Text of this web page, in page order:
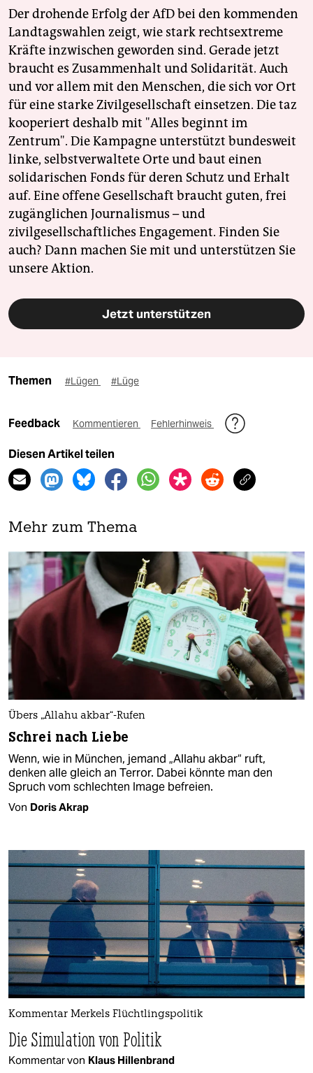
Der drohende Erfolg der AfD bei den kommenden
Landtagswahlen zeigt, wie stark rechtsextreme
Kräfte inzwischen geworden sind. Gerade jetzt
braucht es Zusammenhalt und Solidarität. Auch
und vor allem mit den Menschen, die sich vor Ort
für eine starke Zivilgesellschaft einsetzen. Die taz
kooperiert deshalb mit "Alles beginnt im
Zentrum". Die Kampagne unterstützt bundesweit
linke, selbstverwaltete Orte und baut einen
solidarischen Fonds für deren Schutz und Erhalt
auf. Eine offene Gesellschaft braucht guten, frei
zugänglichen Journalismus – und
zivilgesellschaftliches Engagement. Finden Sie
auch? Dann machen Sie mit und unterstützen Sie
unsere Aktion.
Jetzt unterstützen
Themen #Lügen #Lüge
Feedback Kommentieren Fehlerhinweis
Diesen Artikel teilen
Mehr zum Thema
Übers „Allahu akbar“-Rufen
Schrei nach Liebe
Wenn, wie in München, jemand „Allahu akbar“ ruft,
denken alle gleich an Terror. Dabei könnte man den
Spruch vom schlechten Image befreien.
Von Doris Akrap
Kommentar Merkels Flüchtlingspolitik
Die Simulation von Politik
Kommentar von Klaus Hillenbrand